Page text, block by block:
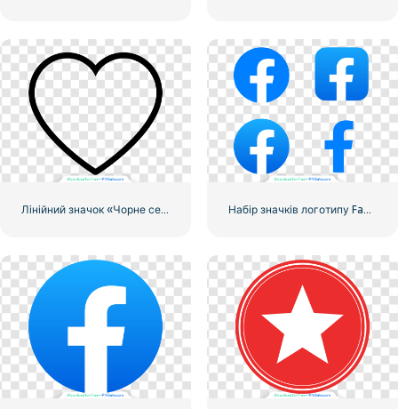
Лінійний значок «Чорне серце» – 2 Набір значків логотипу Facebook